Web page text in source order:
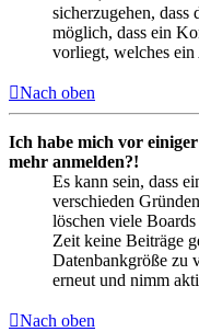
sicherzugehen, dass
möglich, dass ein
vorliegt, welches ein
Nach oben
Ich habe mich vor
mehr anmelden?!
Es kann sein, dass
verschieden
löschen viele
Zeit keine Beiträge
Datenbankgröße zu
erneut und nimm
Nach oben